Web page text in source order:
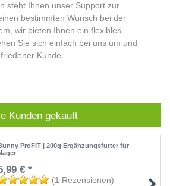
steht Ihnen unser Support zur
bestimmten Wunsch bei der
wir bieten Ihnen ein flexibles
Sie sich einfach bei uns um und
Kunde.
Kunden gekauft
ProFIT | 200g Ergänzungsfutter für
€ *
(1 Rezensionen)